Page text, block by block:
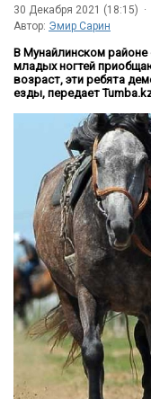
30 Декабря 2021 (18:15) ·
Автор: Эмир Сарин
В Мунайлинском районе
младых ногтей
возраст, эти ребята
езды, передает